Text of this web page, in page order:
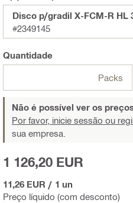
Disco p/gradil X-FCM-R HL
#2349145
Quantidade
Packs
Não é possível ver os
Por favor, inicie sessão ou
sua empresa.
Preço líquido (com desconto)
1 126,20 EUR
11,26 EUR / 1 un